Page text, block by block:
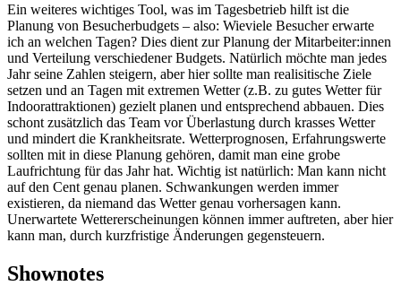
Ein weiteres wichtiges Tool, was im Tagesbetrieb hilft ist die
Planung von Besucherbudgets – also: Wieviele Besucher erwarte
ich an welchen Tagen? Dies dient zur Planung der Mitarbeiter:innen
und Verteilung verschiedener Budgets. Natürlich möchte man jedes
Jahr seine Zahlen steigern, aber hier sollte man realisitische Ziele
setzen und an Tagen mit extremen Wetter (z.B. zu gutes Wetter für
Indoorattraktionen) gezielt planen und entsprechend abbauen. Dies
schont zusätzlich das Team vor Überlastung durch krasses Wetter
und mindert die Krankheitsrate. Wetterprognosen, Erfahrungswerte
sollten mit in diese Planung gehören, damit man eine grobe
Laufrichtung für das Jahr hat. Wichtig ist natürlich: Man kann nicht
auf den Cent genau planen. Schwankungen werden immer
existieren, da niemand das Wetter genau vorhersagen kann.
Unerwartete Wettererscheinungen können immer auftreten, aber hier
kann man, durch kurzfristige Änderungen gegensteuern.
Shownotes